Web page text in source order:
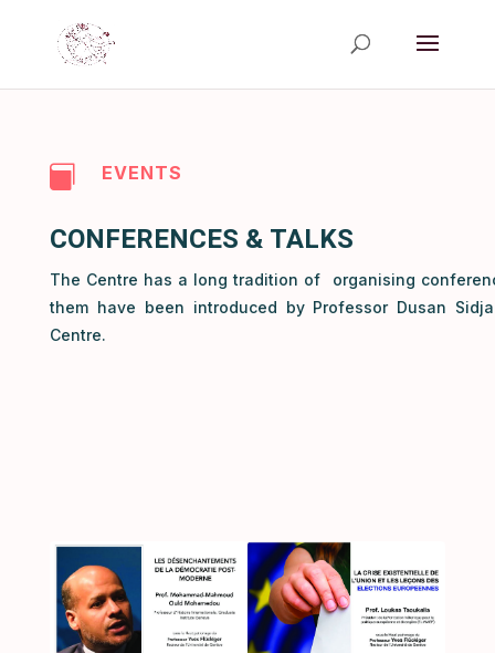
 EVENTS
CONFERENCES & TALKS
The Centre has a long tradition of organising
them have been introduced by Professor Dusan
Centre.